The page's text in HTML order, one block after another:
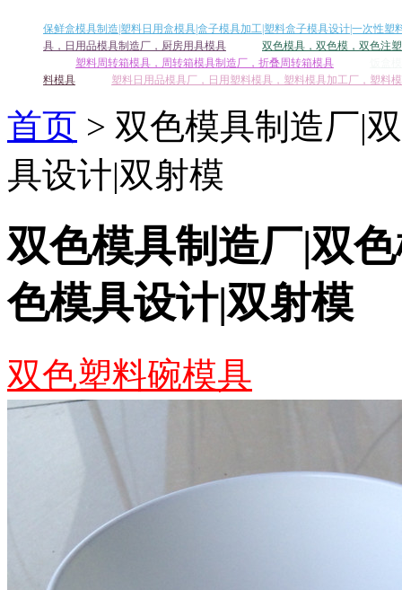
保鲜盒模具制造|塑料日用盒模具|盒子模具加工|塑料盒子模具设计|一次性塑
具，日用品模具制造厂，厨房用具模具
双色模具，双色模，双色注
塑料周转箱模具，周转箱模具制造厂，折叠周转箱模具
料模具
塑料日用品模具厂，日用塑料模具，塑料模具加工厂，塑料
首页 > 双色模具制造厂|
具设计|双射模
双色模具制造厂|双
色模具设计|双射模
双色塑料碗模具